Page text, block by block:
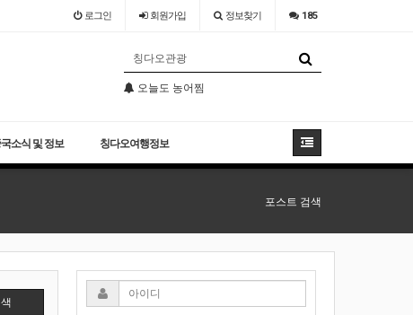
로그인 회원가입 정보찾기 185
칭다오날씨 참 최고
오늘도 농어찜
오늘도 농어찜
소식 및 정보 칭다오여행정보
포스트 검색